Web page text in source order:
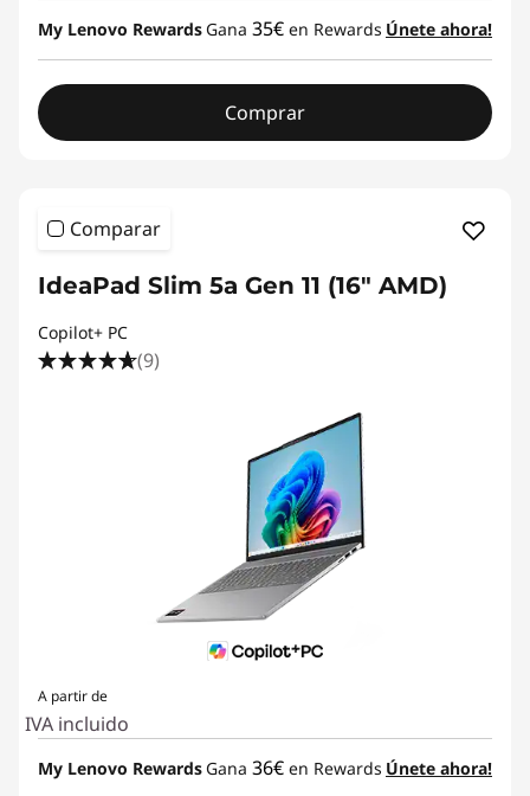
My Lenovo Rewards Gana 35€ en Rewards Únete ahora!
Comprar
Comparar
IdeaPad Slim 5a Gen 11 (16" AMD)
Copilot+ PC
(9)
A partir de
IVA incluido
My Lenovo Rewards Gana 36€ en Rewards Únete ahora!